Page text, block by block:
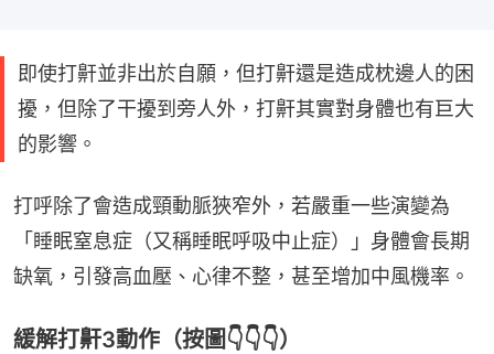
即使打鼾並非出於自願，但打鼾還是造成枕邊人的困
擾，但除了干擾到旁人外，打鼾其實對身體也有巨大
的影響。
打呼除了會造成頸動脈狹窄外，若嚴重一些演變為
「睡眠窒息症（又稱睡眠呼吸中止症）」身體會長期
缺氧，引發高血壓、心律不整，甚至增加中風機率。
緩解打鼾3動作（按圖👇👇👇）